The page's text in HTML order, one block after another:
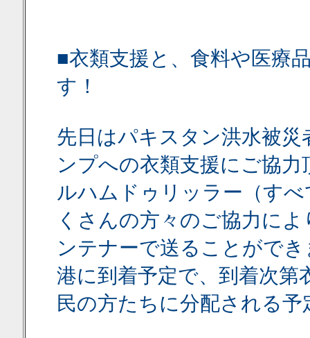
■衣類支援と、食料や医療
す！
先日はパキスタン洪水被
ンプへの衣類支援にご協
ルハムドゥリッラー（す
くさんの方々のご協力に
ンテナーで送ることがで
港に到着予定で、到着次第
民の方たちに分配される予